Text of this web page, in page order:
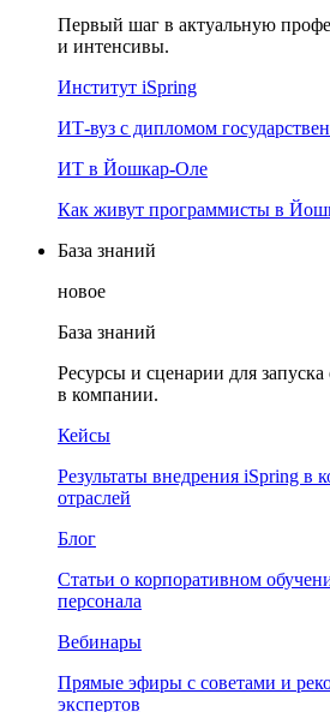
Первый шаг в актуальную
и интенсивы.
Институт iSpring
ИТ-вуз с дипломом
ИТ в Йошкар-Оле
Как живут программисты в
База знаний
новое
База знаний
Ресурсы и сценарии для
в компании.
Кейсы
Результаты внедрения iSpring в
отраслей
Блог
Статьи о корпоративном
персонала
Вебинары
Прямые эфиры с советами и
экспертов